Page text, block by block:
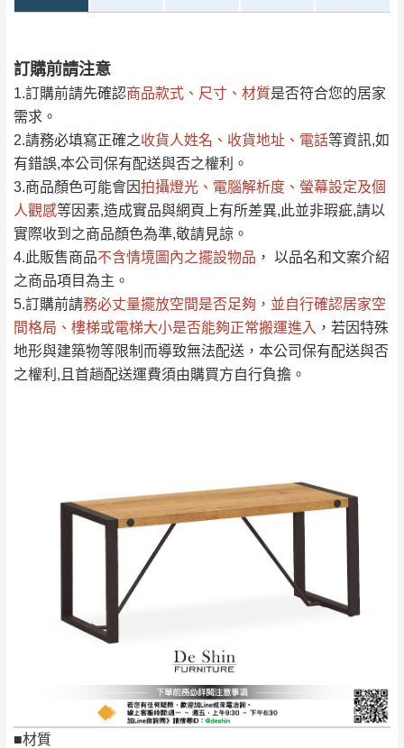
訂購前請注意
1.訂購前請先確認商品款式、尺寸、材質是否符合您的居家
需求。
2.請務必填寫正確之收貨人姓名、收貨地址、電話等資訊,如
有錯誤,本公司保有配送與否之權利。
3.商品顏色可能會因拍攝燈光、電腦解析度、螢幕設定及個
人觀感等因素,造成實品與網頁上有所差異,此並非瑕疵,請以
實際收到之商品顏色為準,敬請見諒。
4.此販售商品不含情境圖內之擺設物品 ， 以品名和文案介紹
之商品項目為主。
5.訂購前請務必丈量擺放空間是否足夠 ，並自行確認居家空
間格局、 樓梯或電梯大小是否能夠正常搬運進入 ，若因特殊
地形與建築物等限制而導致無法配送，本公司保有配送與否
之權利,且首趟配送運費須由購買方自行負擔。
■材質
運 費 說 明
運送地區 運送費用
偏遠地區
（請先線上詢問 LINE
→@dershin ）
桃園
＊A108產品另收運費
復興鄉
新竹
峨眉鄉、五峰鄉、
橫山、北埔鄉、尖
石鄉、寶山鄉山
區、新埔山區、芎
雙溪、貢寮、烏
來、平溪、九份、
石門、林口 下福
里、新店山區、三
峽山區、石碇、坪
$ 9,000以上：免
運費
注意事項：
由於品項繁多，網頁無法及時更新，如有需
Line客服」來信確認商品是否有「現貨」與
「金額」。
若商品價格或庫存有異常，商家有權取消訂
單。部分網路商品恕無法更改原設計或客製，敬請
見諒！
接單後二日內(不含例假日)，我們客服會與您
電話聯絡或E-Mail通知確認訂單。
（線上客服 LINE → @dershin）
下單前先詢問是否現貨，若未詢問下單後無
配送範圍：
苗栗至基隆；其它地區暫不開放，如因特殊
地型限制(山區、鄉、鎮、村)、樓梯太小、無
法搬運上樓等因素，導致無法配送，本公司
保有出貨的權利。
保護物流人員的工作安全，賣家無提供吊掛
服務，若需以吊車或其他的吊掛方式吊運，
費用將由買方自行支付。
因大型傢俱有組裝、配送的問題，並非一般
0/5 (0)筆
全部 依評論高至低排列
依評論低至高排列 只顯示附上圖片
只顯示附上評論